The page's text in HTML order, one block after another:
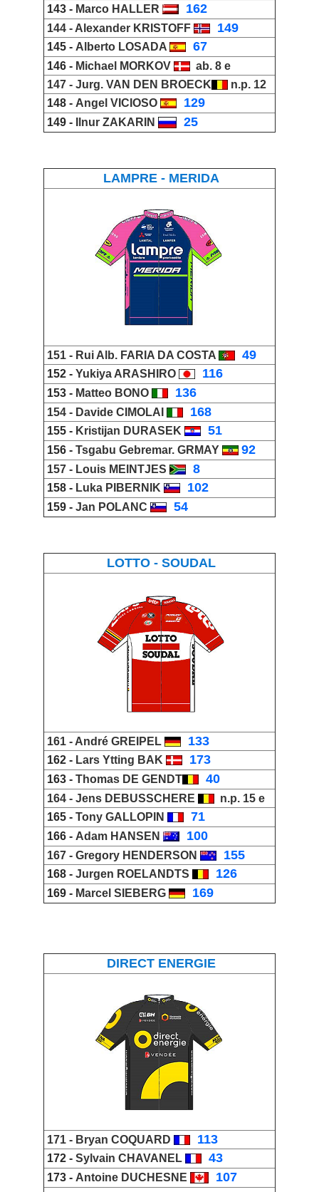
143 - Marco HALLER 162
144 - Alexander KRISTOFF 149
145 - Alberto LOSADA 67
146 - Michael MORKOV
ab. 8 e
147 - Jurg. VAN DEN BROECK
n.p. 12
148 - Angel VICIOSO 129
149 - Ilnur ZAKARIN 25
LAMPRE - MERIDA
151 - Rui Alb. FARIA DA COSTA 49
152 - Yukiya ARASHIRO 116
153 - Matteo BONO 136
154 - Davide CIMOLAI 168
155 - Kristijan DURASEK 51
156 - Tsgabu Gebremar. GRMAY 92
157 - Louis MEINTJES 8
158 - Luka PIBERNIK 102
159 - Jan POLANC 54
LOTTO - SOUDAL
161 - André GREIPEL 133
162 - Lars Ytting BAK 173
163 - Thomas DE GENDT 40
164 - Jens DEBUSSCHERE
n.p. 15 e
165 - Tony GALLOPIN 71
166 - Adam HANSEN 100
167 - Gregory HENDERSON 155
168 - Jurgen ROELANDTS 126
169 - Marcel SIEBERG 169
DIRECT ENERGIE
171 - Bryan COQUARD 113
172 - Sylvain CHAVANEL 43
173 - Antoine DUCHESNE 107